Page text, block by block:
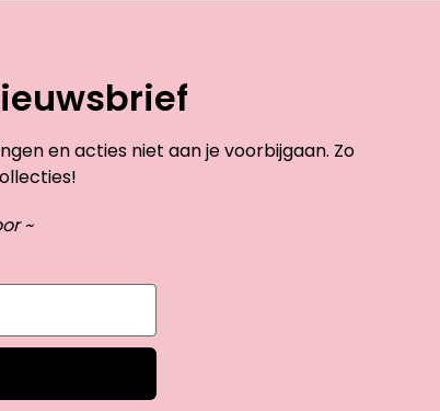
en acties niet aan je voorbijgaan. Zo
~